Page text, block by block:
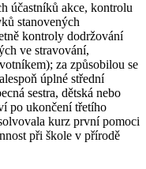
účastníků akce, kontrolu
stanovených
kontroly dodržování
ve stravování,
za způsobilou se
úplné střední
sestra, dětská nebo
po ukončení třetího
kurz první pomoci
při škole v přírodě